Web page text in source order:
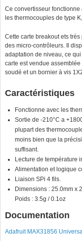
Ce convertisseur
les thermocouples de type
Cette carte breakout ets
des micro-contrôleurs. Il
adaptation de niveau, ce
carte est vendue
soudé et un bornier à vis
Caractéristiques
Fonctionne avec les
Sortie de -210°C a
plupart des
moins bien que la
suffisant.
Lecture de température
Alimentation et logique
Liaison SPi 4 fils.
Dimensions : 25.0mm x
Poids : 3.5g / 0.1oz
Documentation
Adafruit MAX31856